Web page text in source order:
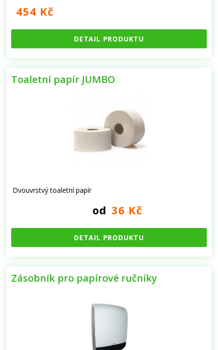
454 Kč
DETAIL PRODUKTU
Toaletní papír JUMBO
Dvouvrstvý toaletní papír
od 36 Kč
DETAIL PRODUKTU
Zásobník pro papírové ručníky